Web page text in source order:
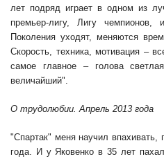
лет подряд играет в одном из
премьер-лигу, Лигу
Поколения уходят, меняются
Скорость, техника, мотивация –
самое главное – голова
величайший".
О трудолюбии. Апрель 2013 года
"Спартак" меня научил
года. И у Яковенко в 35 лет